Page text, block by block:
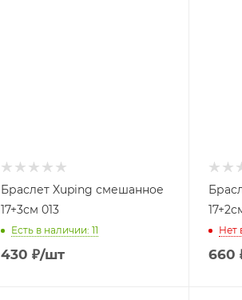
Браслет Xuping смешанное
17+3см 013
Есть в наличии: 11
430 ₽/шт
Нет
660